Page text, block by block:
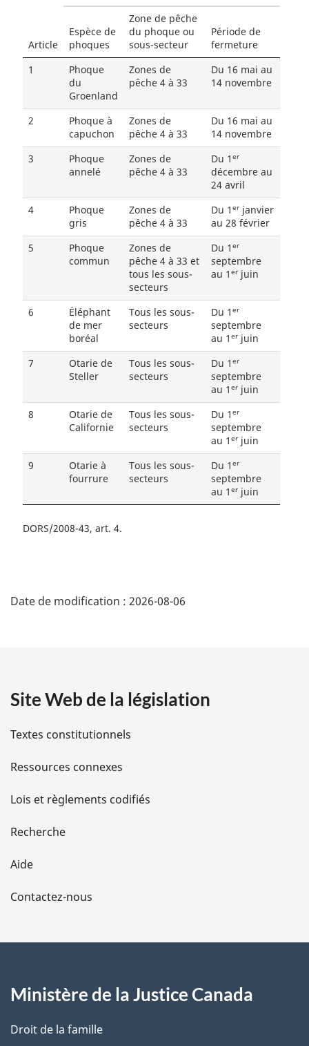
Article
Espèce de
phoques
Zone de pêche
du phoque ou
sous-secteur
Période de
fermeture
1
Phoque
du
Groenland
Zones de
pêche 4 à 33
Du 16 mai au
14 novembre
2
Phoque à
capuchon
Zones de
pêche 4 à 33
Du 16 mai au
14 novembre
3
Phoque
annelé
Zones de
pêche 4 à 33
Du 1 er
décembre au
24 avril
4
Phoque
gris
Zones de
pêche 4 à 33
Du 1 er janvier
au 28 février
5
Phoque
commun
Zones de
pêche 4 à 33 et
tous les sous-
secteurs
Du 1 er
septembre
au 1 er juin
6
Éléphant
de mer
boréal
Tous les sous-
secteurs
Du 1 er
septembre
au 1 er juin
7
Otarie de
Steller
Tous les sous-
secteurs
Du 1 er
septembre
au 1 er juin
8
Otarie de
Californie
Tous les sous-
secteurs
Du 1 er
septembre
au 1 er juin
9
Otarie à
fourrure
Tous les sous-
secteurs
Du 1 er
septembre
au 1 er juin
DORS/2008-43, art. 4
é
i
l
s
d
e
l
a
e
Date de modification : 2026-08-06
Site Web de la législation
Textes constitutionnels
Ressources connexes
Lois et règlements codifiés
Recherche
Aide
Contactez-nous
Ministère de la Justice Canada
Droit de la famille